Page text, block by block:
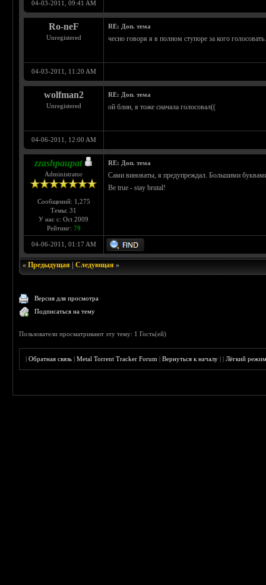
04-03-2011, 09:41 AM
Ro-neF
Unregistered
RE: Доп. тема
чесно говоря я в полном ступоре за кого
04-03-2011, 11:20 AM
wolfman2
Unregistered
RE: Доп. тема
ой блин, я тоже сначала голосовал((
04-06-2011, 12:00 AM
zzashpaupat
Administrator
Сообщений: 1,275
Темы: 31
У нас с: Oct 2009
Рейтинг: 79
RE: Доп. тема
Сами виноваты, я предупреждал. Большими
Be true - stay brutal!
04-06-2011, 01:17 AM
«Предыдущая |Следующая »
Версия для просмотра
Подписаться на тему
Пользователи просматривают эту тему: 1 Гость(ей)
|Обратная связь |Metal Torrent Tracker Forum |Вернуться к началу ||Лёгкий